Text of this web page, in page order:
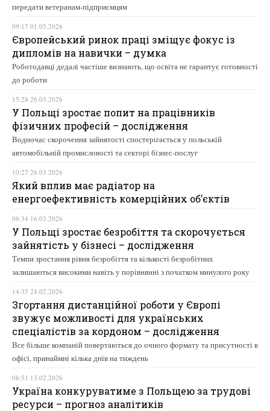
передати ветеранам-підприємцям
09:17 01.05.2026
Європейський ринок праці зміщує фокус із
дипломів на навички – думка
Роботодавці дедалі частіше визнають, що освіта не гарантує готовності
до роботи
15:28 26.03.2026
У Польщі зростає попит на працівників
фізичних професій – дослідження
Водночас скорочення зайнятості спостерігається у польській
автомобільній промисловості та секторі бізнес-послуг
10:27 26.03.2026
Який вплив має радіатор на
енергоефективність комерційних об’єктів
08:34 16.03.2026
У Польщі зростає безробіття та скорочується
зайнятість у бізнесі – дослідження
Темпи зростання рівня безробіття та кількості безробітних
залишаються високими навіть у порівнянні з початком минулого року
14:35 24.02.2026
Згортання дистанційної роботи у Європі
звужує можливості для українських
спеціалістів за кордоном – дослідження
Все більше компаній повертаються до очного формату та присутності в
офісі, принаймні кілька днів на тиждень
08:51 13.02.2026
Україна конкуруватиме з Польщею за трудові
ресурси – прогноз аналітиків